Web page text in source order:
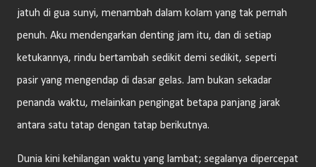
jatuh di gua sunyi, menambah dalam kolam yang tak pernah
penuh. Aku mendengarkan denting jam itu, dan di setiap
ketukannya, rindu bertambah sedikit demi sedikit, seperti
pasir yang mengendap di dasar gelas. Jam bukan sekadar
penanda waktu, melainkan pengingat betapa panjang jarak
antara satu tatap dengan tatap berikutnya.
Dunia kini kehilangan waktu yang lambat; segalanya dipercepat